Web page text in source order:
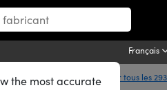
Français
Traitées VIS 0° Afficher tous les
the most accurate